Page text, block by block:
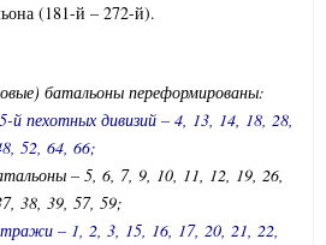
(181-й – 272-й).
батальоны переформированы:
й пехотных дивизий – 4, 13, 14, 18, 28,
52, 64, 66;
– 5, 6, 7, 9, 10, 11, 12, 19, 26,
38, 39, 57, 59;
– 1, 2, 3, 15, 16, 17, 20, 21, 22,